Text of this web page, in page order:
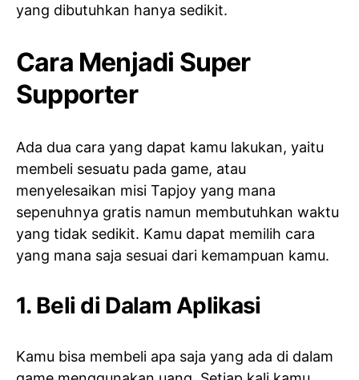
yang dibutuhkan hanya sedikit.
Cara Menjadi Super
Supporter
Ada dua cara yang dapat kamu lakukan, yaitu
membeli sesuatu pada game, atau
menyelesaikan misi Tapjoy yang mana
sepenuhnya gratis namun membutuhkan waktu
yang tidak sedikit. Kamu dapat memilih cara
yang mana saja sesuai dari kemampuan kamu.
1. Beli di Dalam Aplikasi
Kamu bisa membeli apa saja yang ada di dalam